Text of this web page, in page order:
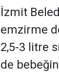
İzmit
emzirme
2,5-3 litre
de